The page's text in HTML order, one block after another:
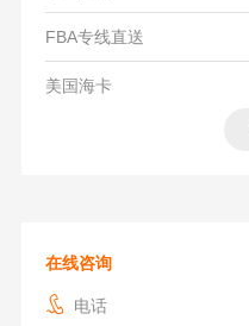
FBA专线直送
美国海卡
在线咨询
电话